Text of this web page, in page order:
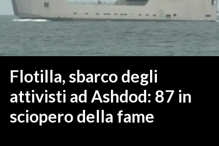
MEDIO CAMPIDANO
ORISTANO E PROVINCIA
SASSARI E PROVINCIA
GALLURA
OGLIASTRA
AGENDA
CRONACA
Flotilla, sbarco degli
attivisti ad Ashdod: 87 in
sciopero della fame